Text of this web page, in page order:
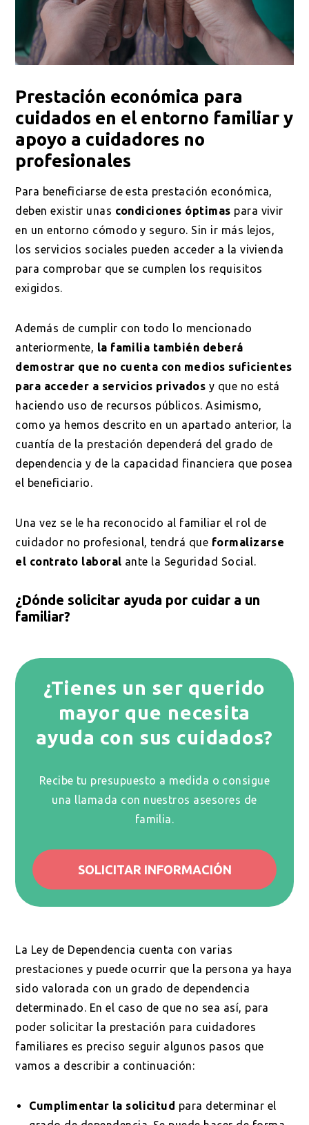
Prestación económica para
cuidados en el entorno familiar y
apoyo a cuidadores no
profesionales
Para beneficiarse de esta prestación económica,
deben existir unas condiciones óptimas para vivir
en un entorno cómodo y seguro. Sin ir más lejos,
los servicios sociales pueden acceder a la vivienda
para comprobar que se cumplen los requisitos
exigidos.
Además de cumplir con todo lo mencionado
anteriormente, la familia también deberá
demostrar que no cuenta con medios suficientes
para acceder a servicios privados y que no está
haciendo uso de recursos públicos. Asimismo,
como ya hemos descrito en un apartado anterior, la
cuantía de la prestación dependerá del grado de
dependencia y de la capacidad financiera que posea
el beneficiario.
Una vez se le ha reconocido al familiar el rol de
cuidador no profesional, tendrá que formalizarse
el contrato laboral ante la Seguridad Social.
¿Dónde solicitar ayuda por cuidar a un
familiar?
¿Tienes un ser querido
mayor que necesita
ayuda con sus cuidados?
Recibe tu presupuesto a medida o consigue
una llamada con nuestros asesores de
familia.
SOLICITAR INFORMACIÓN
La Ley de Dependencia cuenta con varias
prestaciones y puede ocurrir que la persona ya haya
sido valorada con un grado de dependencia
determinado. En el caso de que no sea así, para
poder solicitar la prestación para cuidadores
familiares es preciso seguir algunos pasos que
vamos a describir a continuación:
Cumplimentar la solicitud para determinar el